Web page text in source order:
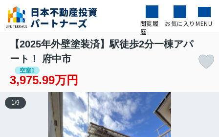
閲覧履
歴
お気に入り MENU
【2025年外壁塗装済】駅徒歩2分一棟アパ
ート！ 府中市
空室1
3,975.99万円
1 /9